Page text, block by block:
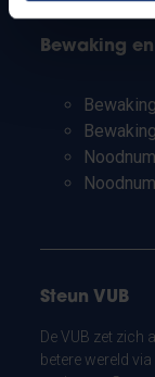
Bewaking
Steun VUB
De VUB zet zich
betere wereld